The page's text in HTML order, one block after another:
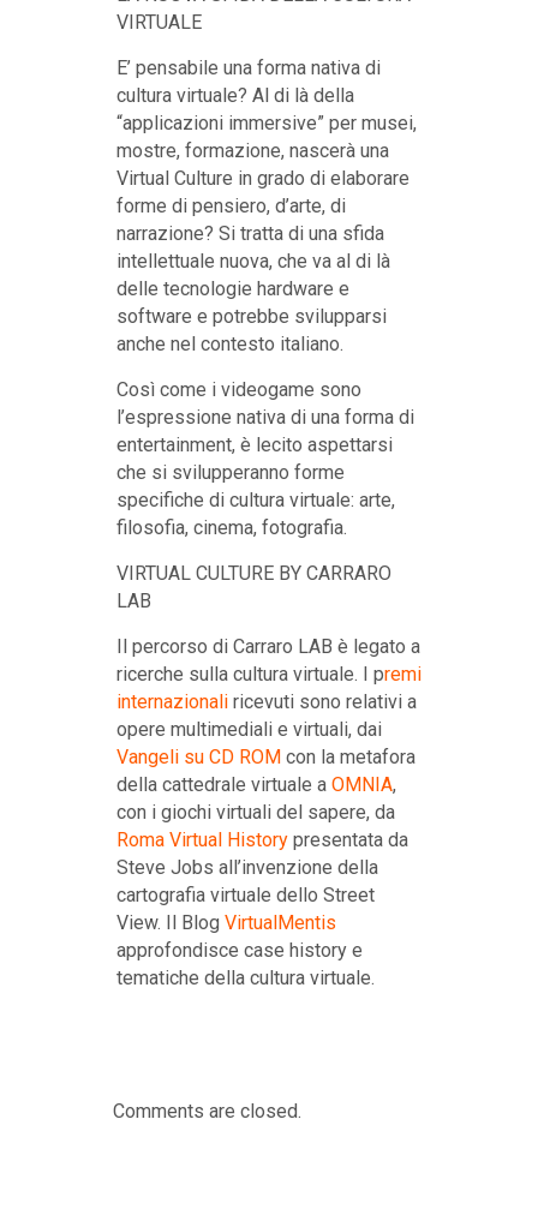
VIRTUALE
E’ pensabile una forma nativa di
cultura virtuale? Al di là della
“applicazioni immersive” per musei,
mostre, formazione, nascerà una
Virtual Culture in grado di elaborare
forme di pensiero, d’arte, di
narrazione? Si tratta di una sfida
intellettuale nuova, che va al di là
delle tecnologie hardware e
software e potrebbe svilupparsi
anche nel contesto italiano.
Così come i videogame sono
l’espressione nativa di una forma di
entertainment, è lecito aspettarsi
che si svilupperanno forme
specifiche di cultura virtuale: arte,
filosofia, cinema, fotografia.
VIRTUAL CULTURE BY CARRARO
LAB
Il percorso di Carraro LAB è legato a
ricerche sulla cultura virtuale. I premi
internazionaliricevuti sono relativi a
opere multimediali e virtuali, dai
Vangeli su CD ROMcon la metafora
della cattedrale virtuale a OMNIA,
con i giochi virtuali del sapere, da
Roma Virtual Historypresentata da
Steve Jobs all’invenzione della
cartografia virtuale dello Street
View. Il Blog VirtualMentis
approfondisce case history e
tematiche della cultura virtuale.
Comments are closed.